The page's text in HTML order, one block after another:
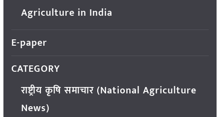
Agriculture in India
E-paper
CATEGORY
राष्ट्रीय कृषि समाचार (National Agriculture
News)